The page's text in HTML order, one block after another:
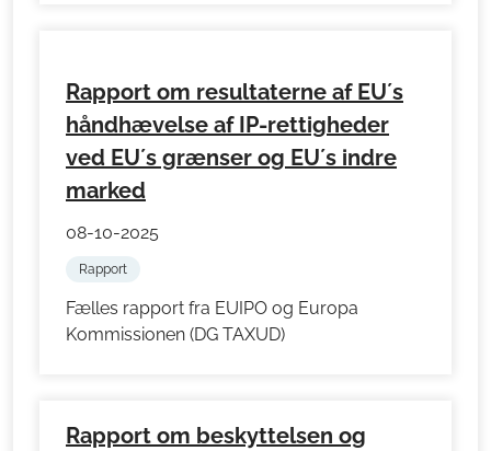
Rapport om resultaterne af EU´s
håndhævelse af IP-rettigheder
ved EU´s grænser og EU´s indre
marked
08-10-2025
Rapport
Fælles rapport fra EUIPO og Europa
Kommissionen (DG TAXUD)
Rapport om beskyttelsen og